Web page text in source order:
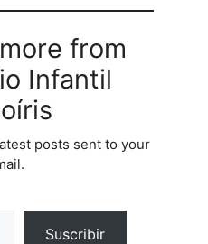
from
Infantil
posts sent to your
Suscribir